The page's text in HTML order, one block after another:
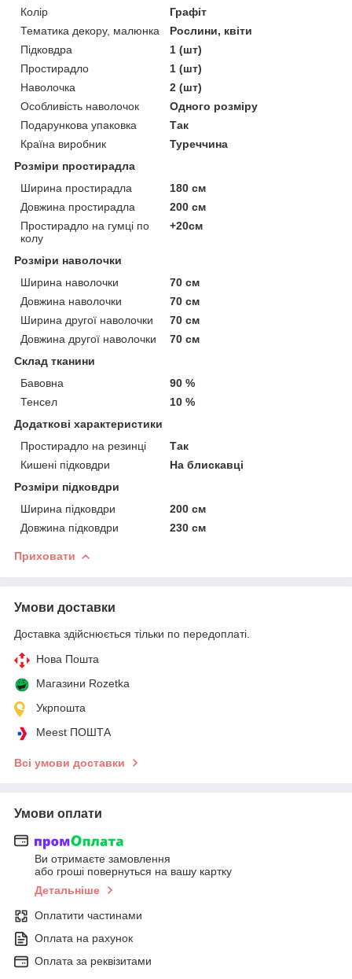
Колір
Графіт
Тематика декору, малюнка
Рослини, квіти
Підковдра
1 (шт)
Простирадло
1 (шт)
Наволочка
2 (шт)
Особливість наволочок
Одного розміру
Подарункова упаковка
Так
Країна виробник
Туреччина
Розміри простирадла
Ширина простирадла
180 см
Довжина простирадла
200 см
Простирадло на гумці по
колу
+20см
Розміри наволочки
Ширина наволочки
70 см
Довжина наволочки
70 см
Ширина другої наволочки
70 см
Довжина другої наволочки
70 см
Склад тканини
Бавовна
90 %
Тенсел
10 %
Додаткові характеристики
Простирадло на резинці
Так
Кишені підковдри
На блискавці
Розміри підковдри
Ширина підковдри
200 см
Довжина підковдри
230 см
Приховати
Умови доставки
Доставка здійснюється тільки по передоплаті.
Нова Пошта
Магазини Rozetka
Укрпошта
Meest ПОШТА
Всі умови доставки
Умови оплати
Ви отримаєте замовлення
або гроші повернуться на вашу картку
Детальніше
Оплатити частинами
Оплата на рахунок
Оплата за реквізитами